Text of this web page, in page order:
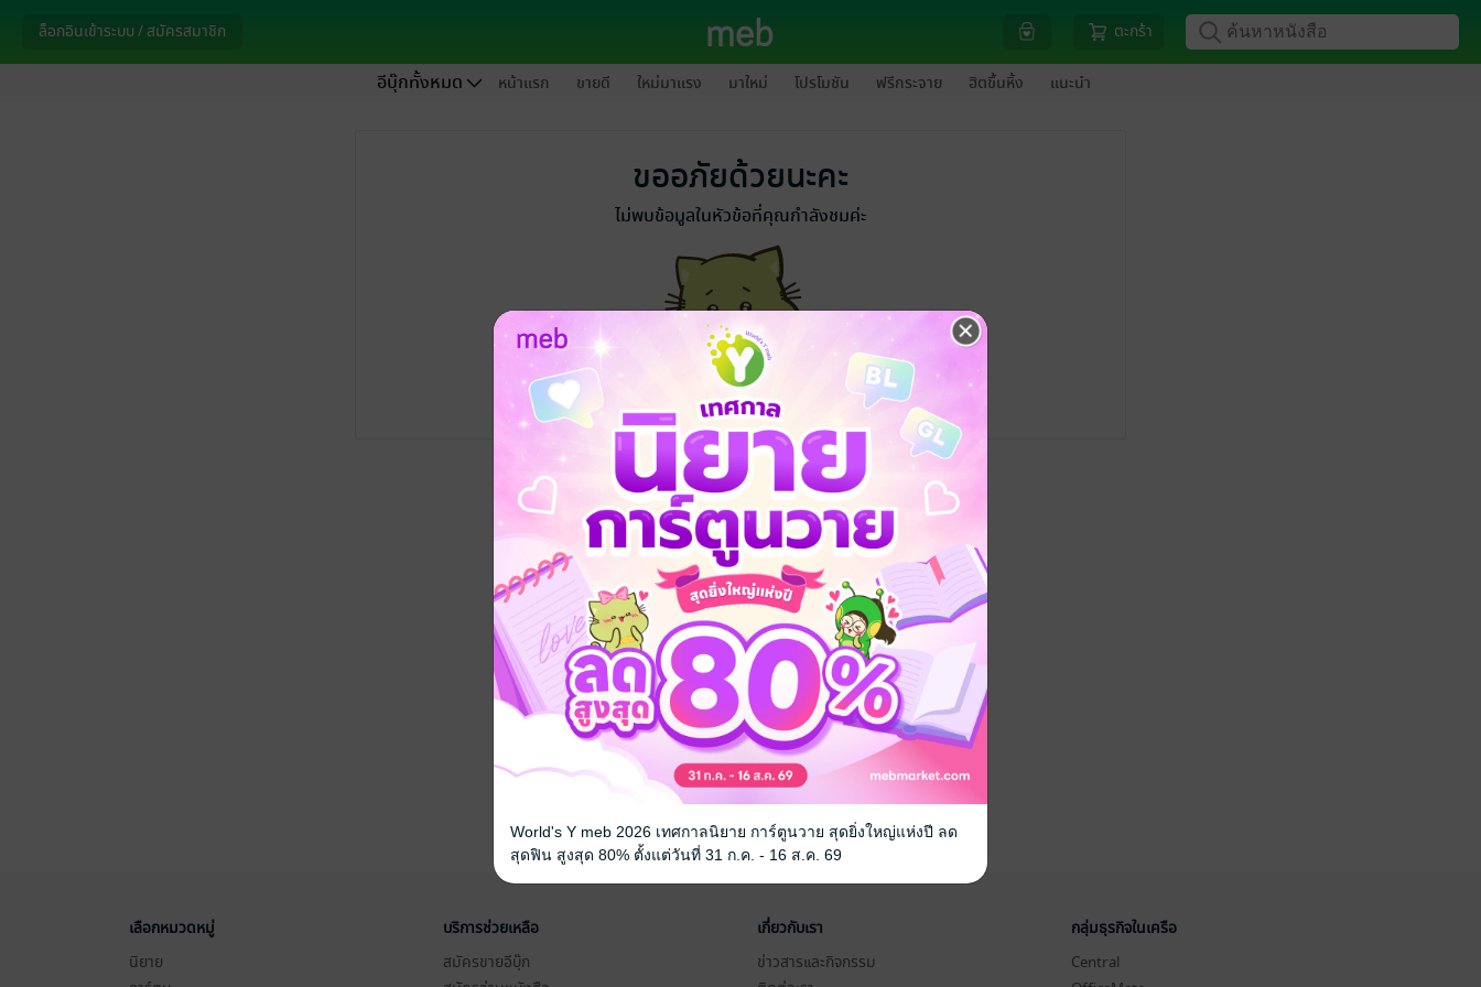
ล็อกอินเข้าระบบ / สมัครสมาชิก ตะกร้า
อีบุ๊กทั้งหมด หน้าแรก ขายดี ใหม่มาแรง มาใหม่ โปรโมชัน ฟรีกระจาย ฮิตขึ้นหิ้ง แนะนำ
ขออภัยด้วยนะคะ
ไม่พบข้อมูลในหัวข้อที่คุณกำลังชมค่ะ
เลือกหมวดหมู่
นิยาย
บริการช่วยเหลือ
สมัครขายอีบุ๊ก
เกี่ยวกับเรา
ข่าวสารและกิจกรรม
กลุ่มธุรกิจในเครือ
Central
World's Y meb 2026 เทศกาลนิยาย การ์ตูนวาย สุดยิ่งใหญ่แห่งปี ลด
สุดฟิน สูงสุด 80% ตั้งแต่วันที่ 31 ก.ค. - 16 ส.ค. 69